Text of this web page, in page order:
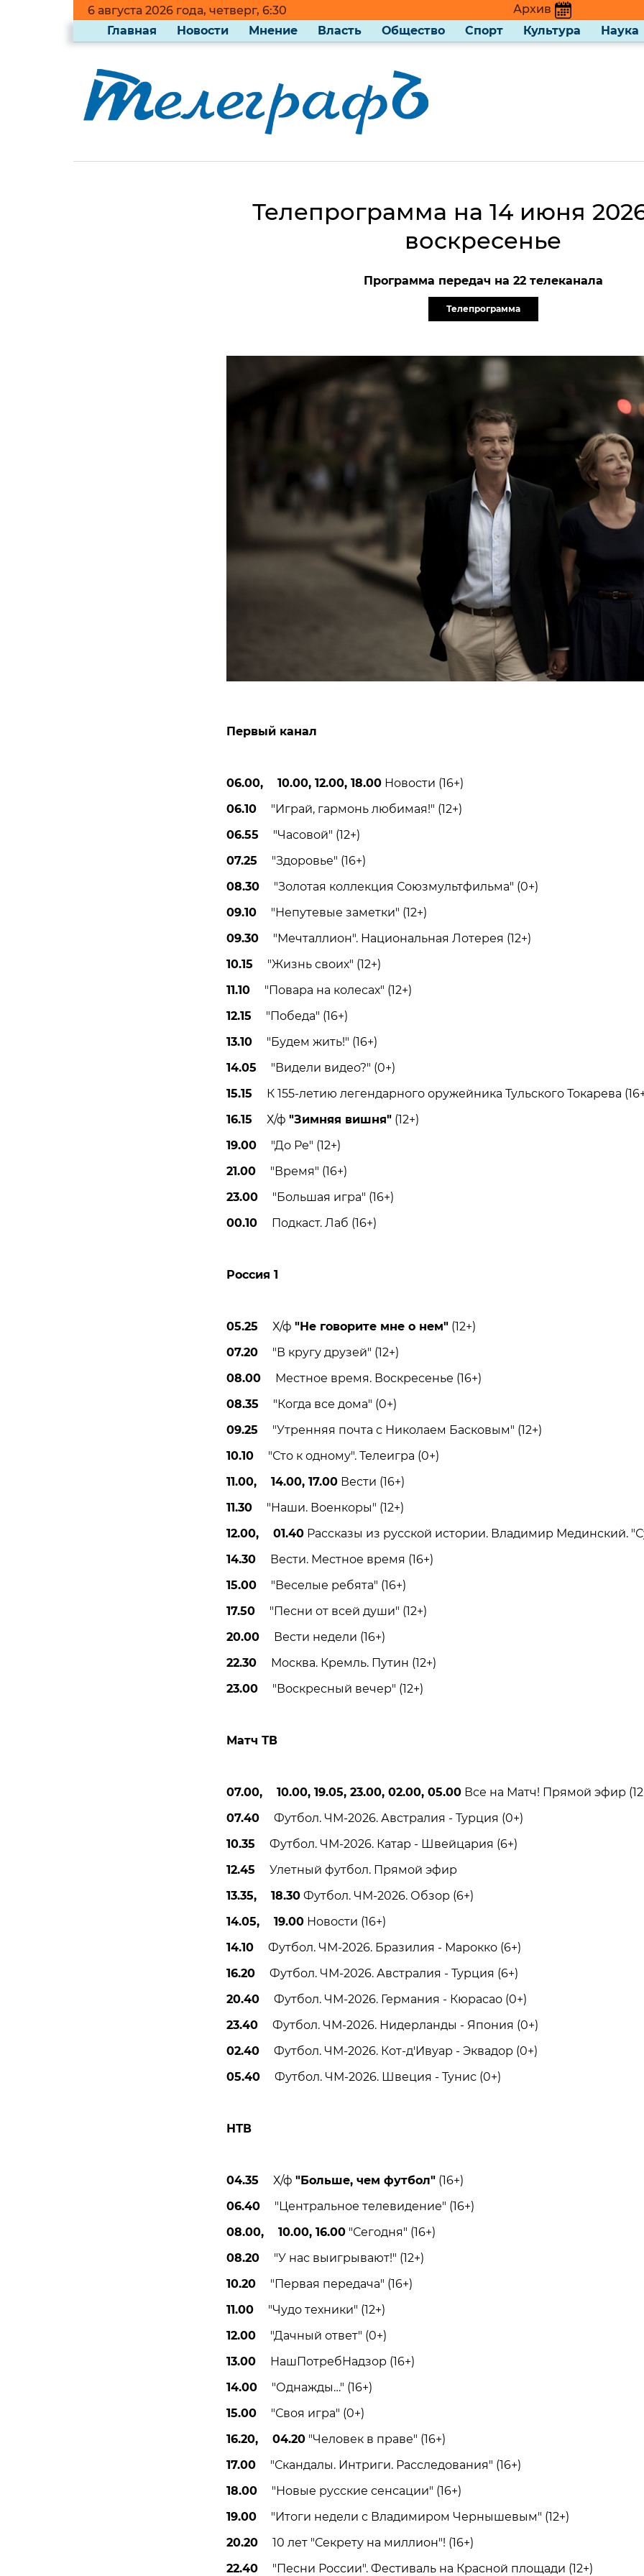
6 августа 2026 года, четверг, 6:30
Архив
Главная
Новости Мнение Власть Общество Спорт Культура Наука
Телепрограмма на 14 июня
воскресенье
Программа передач на 22 телеканала
Телепрограмма
Первый канал
06.00, 10.00, 12.00, 18.00Новости (16+)
06.10"Играй, гармонь любимая!" (12+)
06.55 "Часовой" (12+)
07.25 "Здоровье" (16+)
08.30"Золотая коллекция Союзмультфильма" (0+)
09.10"Непутевые заметки" (12+)
09.30"Мечталлион". Национальная Лотерея (12+)
10.15 "Жизнь своих" (12+)
11.10"Повара на колесах" (12+)
12.15 "Победа" (16+)
13.10"Будем жить!" (16+)
14.05 "Видели видео?" (0+)
15.15 К 155-летию легендарного оружейника Тульского Токарева
16.15 Х/ф "Зимняя вишня"(12+)
19.00"До Ре" (12+)
21.00"Время" (16+)
23.00"Большая игра" (16+)
00.10Подкаст. Лаб (16+)
Россия 1
05.25 Х/ф "Не говорите мне о нем"(12+)
07.20"В кругу друзей" (12+)
08.00Местное время. Воскресенье (16+)
08.35 "Когда все дома" (0+)
09.25 "Утренняя почта с Николаем Басковым" (12+)
10.10"Сто к одному". Телеигра (0+)
11.00, 14.00, 17.00Вести (16+)
11.30"Наши. Военкоры" (12+)
12.00, 01.40Рассказы из русской истории. Владимир Мединский.
14.30Вести. Местное время (16+)
15.00"Веселые ребята" (16+)
17.50"Песни от всей души" (12+)
20.00Вести недели (16+)
22.30Москва. Кремль. Путин (12+)
23.00"Воскресный вечер" (12+)
Матч ТВ
07.00, 10.00, 19.05, 23.00, 02.00, 05.00Все на Матч! Прямой эфир
07.40Футбол. ЧМ-2026. Австралия - Турция (0+)
10.35 Футбол. ЧМ-2026. Катар - Швейцария (6+)
12.45 Улетный футбол. Прямой эфир
13.35, 18.30Футбол. ЧМ-2026. Обзор (6+)
14.05, 19.00Новости (16+)
14.10Футбол. ЧМ-2026. Бразилия - Марокко (6+)
16.20Футбол. ЧМ-2026. Австралия - Турция (6+)
20.40Футбол. ЧМ-2026. Германия - Кюрасао (0+)
23.40Футбол. ЧМ-2026. Нидерланды - Япония (0+)
02.40Футбол. ЧМ-2026. Кот-д'Ивуар - Эквадор (0+)
05.40Футбол. ЧМ-2026. Швеция - Тунис (0+)
НТВ
04.35 Х/ф "Больше, чем футбол"(16+)
06.40"Центральное телевидение" (16+)
08.00, 10.00, 16.00"Сегодня" (16+)
08.20"У нас выигрывают!" (12+)
10.20"Первая передача" (16+)
11.00"Чудо техники" (12+)
12.00"Дачный ответ" (0+)
13.00НашПотребНадзор (16+)
14.00"Однажды…" (16+)
15.00"Своя игра" (0+)
16.20, 04.20"Человек в праве" (16+)
17.00"Скандалы. Интриги. Расследования" (16+)
18.00"Новые русские сенсации" (16+)
19.00"Итоги недели с Владимиром Чернышевым" (12+)
20.2010 лет "Секрету на миллион"! (16+)
22.40"Песни России". Фестиваль на Красной площади (12+)